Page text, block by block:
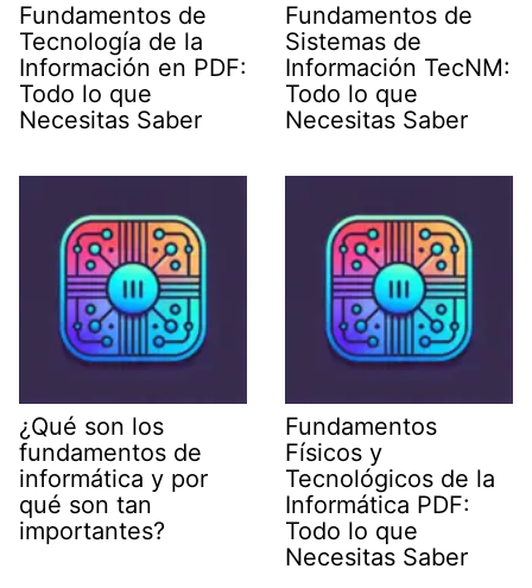
Fundamentos de
Tecnología de la
Información en PDF:
Todo lo que
Necesitas Saber
Fundamentos de
Sistemas de
Información TecNM:
Todo lo que
Necesitas Saber
¿Qué son los
fundamentos de
informática y por
qué son tan
importantes?
Fundamentos
Físicos y
Tecnológicos de la
Informática PDF:
Todo lo que
Necesitas Saber